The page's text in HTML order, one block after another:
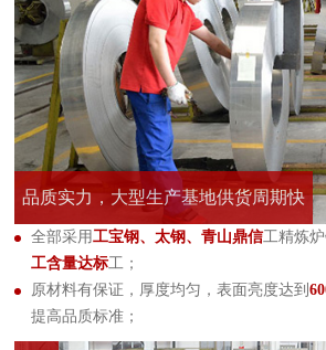
品质实力，大型生产基地供货周期快
全部采用工宝钢、太钢、青山鼎信工精炼
工含量达标工；
原材料有保证，厚度均匀，表面亮度达到
提高品质标准；